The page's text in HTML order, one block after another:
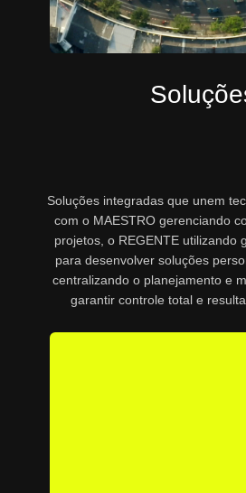
Soluções integradas que unem
com o MAESTRO gerenciando
projetos, o REGENTE utilizando
para desenvolver soluções
centralizando o planejamento e
garantir controle total e